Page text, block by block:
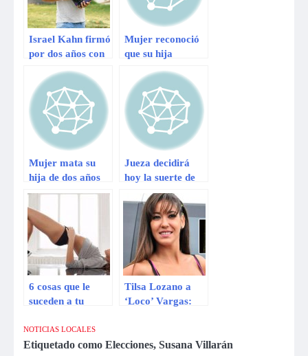
Israel Kahn firmó
por dos años con
Mujer reconoció
que su hija
embajador
ecuatoriano
Riofrío
Mujer mata su
hija de dos años
porque quería
seguir con su vida
sexual
Jueza decidirá
hoy la suerte de
Eva Bracamonte
6 cosas que le
suceden a tu
haces ejercicio
Tilsa Lozano a
‘Loco’ Vargas:
NOTICIAS LOCALES
Etiquetado como Elecciones, Susana Villarán